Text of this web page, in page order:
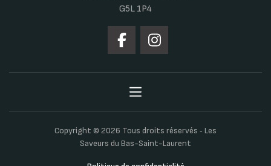
G5L 1P4
Copyright © 2026 Tous droits réservés ‐ Les
Saveurs du Bas-Saint-Laurent